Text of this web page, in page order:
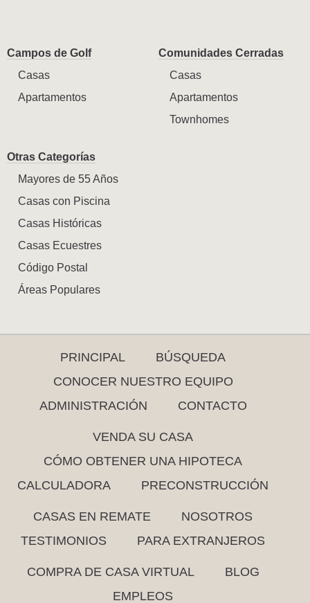
Campos de Golf
Casas
Apartamentos
Comunidades Cerradas
Casas
Apartamentos
Townhomes
Otras Categorías
Mayores de 55 Años
Casas con Piscina
Casas Históricas
Casas Ecuestres
Código Postal
Áreas Populares
PRINCIPAL
BÚSQUEDA
CONOCER NUESTRO EQUIPO
ADMINISTRACIÓN
CONTACTO
VENDA SU CASA
CÓMO OBTENER UNA HIPOTECA
CALCULADORA
PRECONSTRUCCIÓN
CASAS EN REMATE
NOSOTROS
TESTIMONIOS
PARA EXTRANJEROS
COMPRA DE CASA VIRTUAL
BLOG
EMPLEOS